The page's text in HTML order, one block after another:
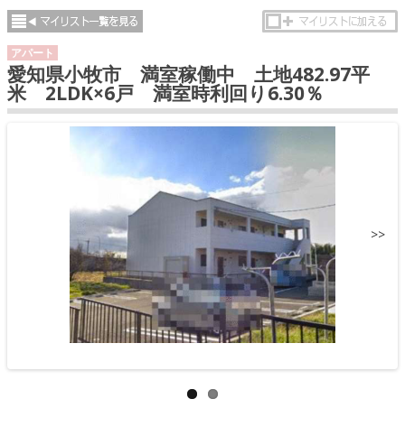
アパート
愛知県小牧市 満室稼働中 土地482.97平
米 2LDK×6戸 満室時利回り6.30％
>>